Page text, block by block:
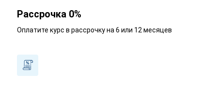
Рассрочка 0%
Оплатите курс в рассрочку на 6 или 12 месяцев